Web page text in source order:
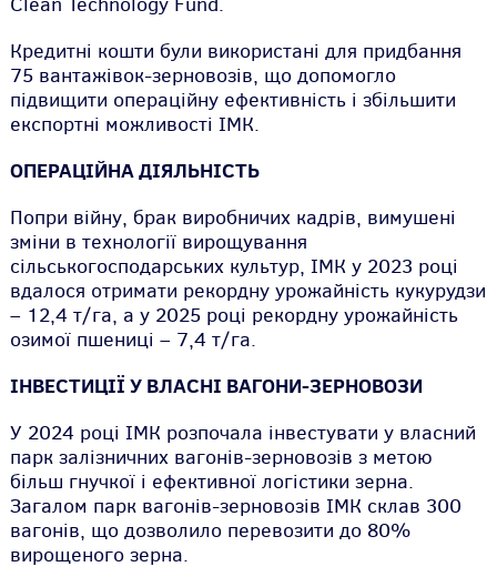
Кредитні кошти були використані для придбання
75 вантажівок-зерновозів, що допомогло
підвищити операційну ефективність і збільшити
експортні можливості ІМК.
ОПЕРАЦІЙНА ДІЯЛЬНІСТЬ
Попри війну, брак виробничих кадрів, вимушені
зміни в технології вирощування
сільськогосподарських культур, ІМК у 2023 році
вдалося отримати рекордну урожайність кукурудзи
– 12,4 т/га, а у 2025 році рекордну урожайність
озимої пшениці – 7,4 т/га.
ІНВЕСТИЦІЇ У ВЛАСНІ ВАГОНИ-ЗЕРНОВОЗИ
У 2024 році ІМК розпочала інвестувати у власний
парк залізничних вагонів-зерновозів з метою
більш гнучкої і ефективної логістики зерна.
Загалом парк вагонів-зерновозів ІМК склав 300
вагонів, що дозволило перевозити до 80%
вирощеного зерна.